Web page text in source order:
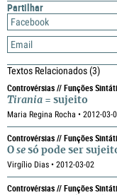
Partilhar
Facebook
Email
Textos Relacionados(3)
Controvérsias // Funções
Tirania = sujeito
Maria Regina Rocha • 2012-03-
Controvérsias // Funções
O se só pode ser
Virgílio Dias • 2012-03-02
Controvérsias // Funções